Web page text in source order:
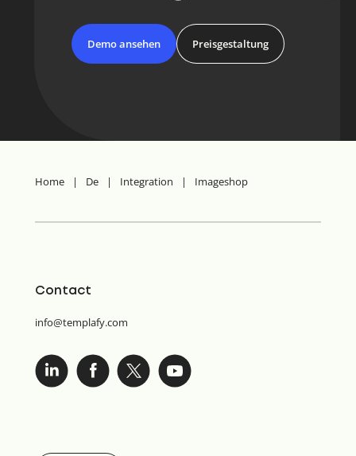
Demo ansehen Preisgestaltung
Home | De | Integration | Imageshop
Contact
info@templafy.com